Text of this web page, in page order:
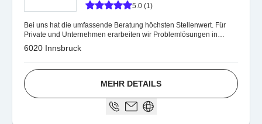
5.0 (1)
Bei uns hat die umfassende Beratung höchsten Stellenwert. Für
Private und Unternehmen erarbeiten wir Problemlösungen in
nahezu allen Rechtsbereichen.
6020 Innsbruck
MEHR DETAILS